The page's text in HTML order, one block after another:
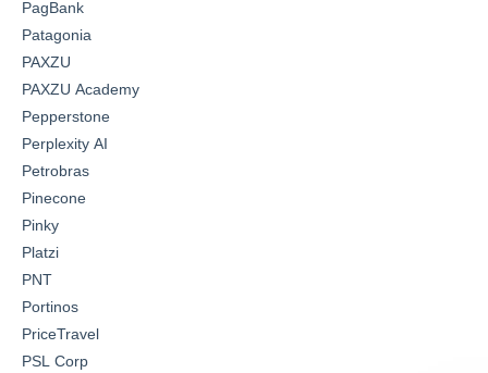
PagBank
Patagonia
PAXZU
PAXZU Academy
Pepperstone
Perplexity AI
Petrobras
Pinecone
Pinky
Platzi
PNT
Portinos
PriceTravel
PSL Corp